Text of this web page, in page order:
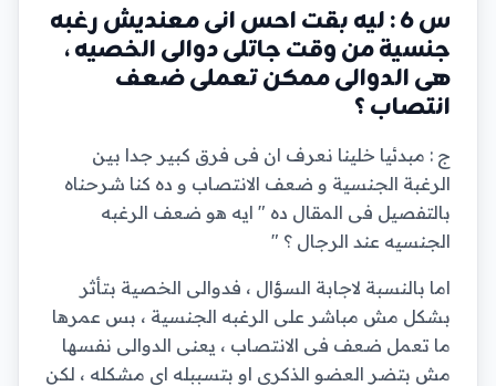
س 6 : ليه بقت احس انى معنديش رغبه
جنسية من وقت جاتلى دوالى الخصيه ،
هى الدوالى ممكن تعملى ضعف
انتصاب ؟
ج : مبدئيا خلينا نعرف ان فى فرق كبير جدا بين
الرغبة الجنسية و ضعف الانتصاب و ده كنا شرحناه
بالتفصيل فى المقال ده " ايه هو ضعف الرغبه
الجنسيه عند الرجال ؟ "
اما بالنسبة لاجابة السؤال ، فدوالى الخصية بتأثر
بشكل مش مباشر على الرغبه الجنسية ، بس عمرها
ما تعمل ضعف فى الانتصاب ، يعنى الدوالى نفسها
مش بتضر العضو الذكرى او بتسببله اى مشكله ، لكن